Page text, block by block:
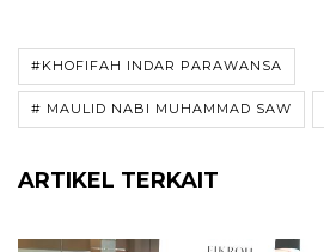
#KHOFIFAH INDAR PARAWANSA
# MAULID NABI MUHAMMAD SAW
ARTIKEL TERKAIT